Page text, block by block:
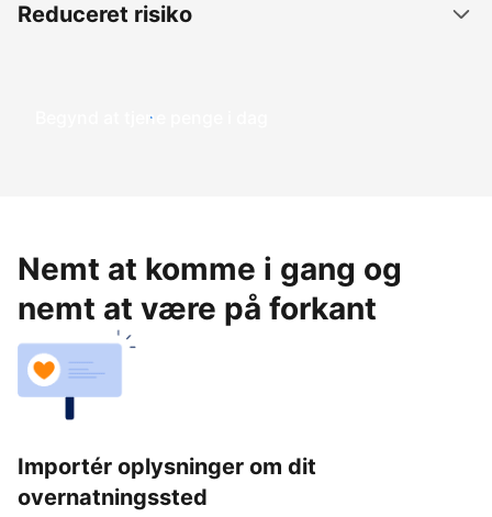
Reduceret risiko
Begynd at tjene penge i dag
Nemt at komme i gang og
nemt at være på forkant
Importér oplysninger om dit
overnatningssted